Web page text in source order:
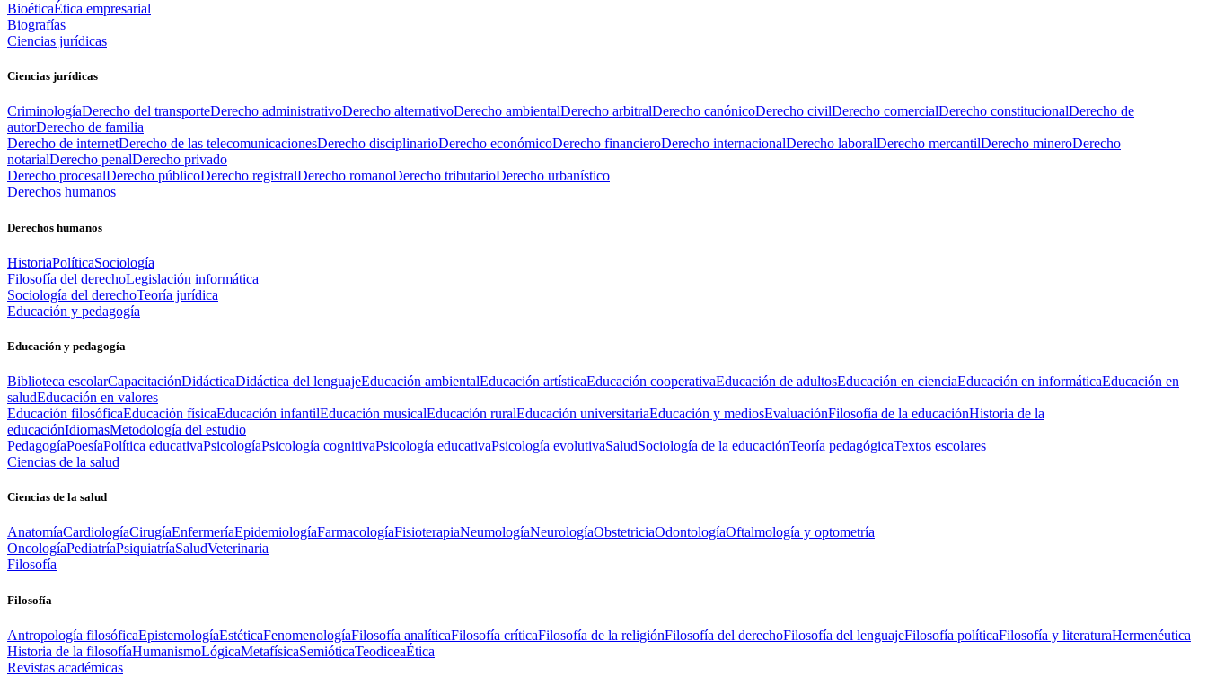
BioéticaÉtica empresarial
Biografías
Ciencias jurídicas
Ciencias jurídicas
CriminologíaDerecho del transporteDerecho administrativoDerecho alternativoDerecho ambientalDerecho arbitralDerecho canónicoDerecho civilDerecho comercialDerecho constitucionalDerecho de
autorDerecho de familia
Derecho de internetDerecho de las telecomunicacionesDerecho disciplinarioDerecho económicoDerecho financieroDerecho internacionalDerecho laboralDerecho mercantilDerecho mineroDerecho
notarialDerecho penalDerecho privado
Derecho procesalDerecho públicoDerecho registralDerecho romanoDerecho tributarioDerecho urbanístico
Derechos humanos
Derechos humanos
HistoriaPolíticaSociología
Filosofía del derechoLegislación informática
Sociología del derechoTeoría jurídica
Educación y pedagogía
Educación y pedagogía
Biblioteca escolarCapacitaciónDidácticaDidáctica del lenguajeEducación ambientalEducación artísticaEducación cooperativaEducación de adultosEducación en cienciaEducación en informáticaEducación en
saludEducación en valores
Educación filosóficaEducación físicaEducación infantilEducación musicalEducación ruralEducación universitariaEducación y mediosEvaluaciónFilosofía de la educaciónHistoria de la
educaciónIdiomasMetodología del estudio
PedagogíaPoesíaPolítica educativaPsicologíaPsicología cognitivaPsicología educativaPsicología evolutivaSaludSociología de la educaciónTeoría pedagógicaTextos escolares
Ciencias de la salud
Ciencias de la salud
AnatomíaCardiologíaCirugíaEnfermeríaEpidemiologíaFarmacologíaFisioterapiaNeumologíaNeurologíaObstetriciaOdontologíaOftalmología y optometría
OncologíaPediatríaPsiquiatríaSaludVeterinaria
Filosofía
Filosofía
Antropología filosóficaEpistemologíaEstéticaFenomenologíaFilosofía analíticaFilosofía críticaFilosofía de la religiónFilosofía del derechoFilosofía del lenguajeFilosofía políticaFilosofía y literaturaHermenéutica
Historia de la filosofíaHumanismoLógicaMetafísicaSemióticaTeodiceaÉtica
Revistas académicas